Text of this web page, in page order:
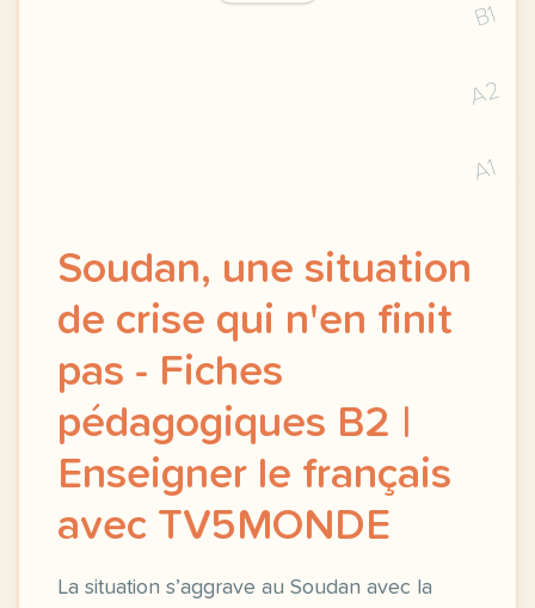
B1
A2
A1
Soudan, une situation
de crise qui n'en finit
pas - Fiches
pédagogiques B2 |
Enseigner le français
avec TV5MONDE
La situation s’aggrave au Soudan avec la